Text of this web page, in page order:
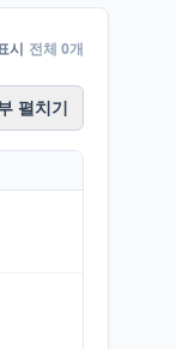
시 전체 0개
펼치기